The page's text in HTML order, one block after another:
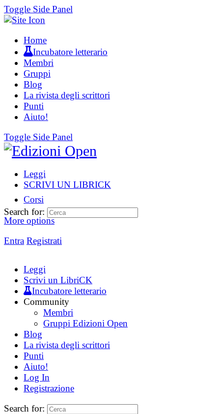
Toggle Side Panel
Home
Incubatore letterario
Membri
Gruppi
Blog
La rivista degli scrittori
Punti
Aiuto!
Toggle Side Panel
Leggi
SCRIVI UN LIBRICK
Corsi
More options
Entra Registrati
Search for:
Leggi
Scrivi un LibriCK
Incubatore letterario
Community
Membri
Gruppi Edizioni Open
Blog
La rivista degli scrittori
Punti
Aiuto!
Log In
Registrazione
Search for: